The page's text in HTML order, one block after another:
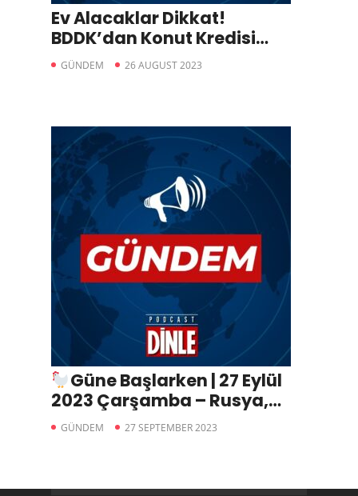
Ev Alacaklar Dikkat!
BDDK’dan Konut Kredisi
Kararı
GÜNDEM 26 AUGUST 2023
Güne Başlarken | 27 Eylül
2023 Çarşamba – Rusya,
ABD’nin Fırat’ın doğusunda
GÜNDEM 27 SEPTEMBER 2023